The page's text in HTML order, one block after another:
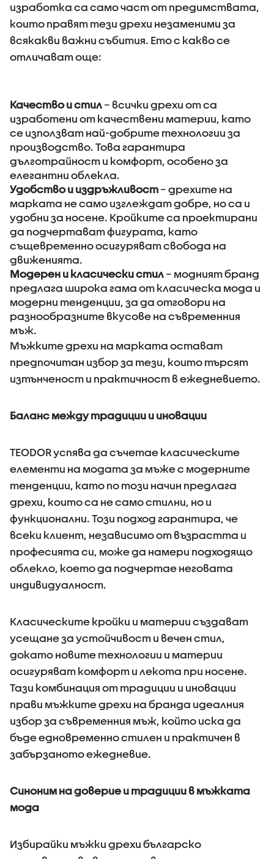
изработка са само част от предимствата,
които правят тези дрехи незаменими за
всякакви важни събития. Ето с какво се
отличават още:
Качество и стил – всички дрехи от са
изработени от качествени материи, като
се използват най-добрите технологии за
производство. Това гарантира
дълготрайност и комфорт, особено за
елегантни облекла.
Удобство и издръжливост – дрехите на
марката не само изглеждат добре, но са и
удобни за носене. Кройките са проектирани
да подчертават фигурата, като
същевременно осигуряват свобода на
движенията.
Модерен и класически стил – модният бранд
предлага широка гама от класическа мода и
модерни тенденции, за да отговори на
разнообразните вкусове на съвременния
мъж.
Мъжките дрехи на марката остават
предпочитан избор за тези, които търсят
изтънченост и практичност в ежедневието.
Баланс между традиции и иновации
TEODOR успява да съчетае класическите
елементи на модата за мъже с модерните
тенденции, като по този начин предлага
дрехи, които са не само стилни, но и
функционални. Този подход гарантира, че
всеки клиент, независимо от възрастта и
професията си, може да намери подходящо
облекло, което да подчертае неговата
индивидуалност.
Класическите кройки и материи създават
усещане за устойчивост и вечен стил,
докато новите технологии и материи
осигуряват комфорт и лекота при носене.
Тази комбинация от традиции и иновации
прави мъжките дрехи на бранда идеалния
избор за съвременния мъж, който иска да
бъде едновременно стилен и практичен в
забързаното ежедневие.
Синоним на доверие и традиции в мъжката
мода
Избирайки мъжки дрехи българско